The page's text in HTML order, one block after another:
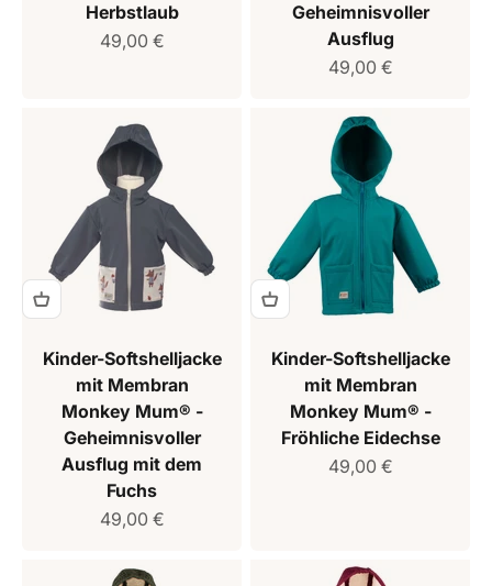
Herbstlaub
Verkaufspreis
49,00 €
Geheimnisvoller
Ausflug
Verkaufspreis
49,00 €
Kinder-Softshelljacke
mit Membran
Monkey Mum® -
Geheimnisvoller
Ausflug mit dem
Fuchs
Verkaufspreis
49,00 €
Kinder-Softshelljacke
mit Membran
Monkey Mum® -
Fröhliche Eidechse
Verkaufspreis
49,00 €